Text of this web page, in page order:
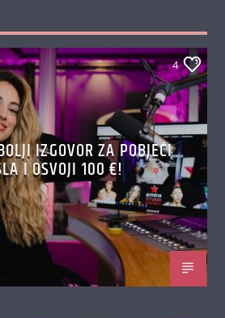
4
IZGOVOR ZA POBJEĆI
I OSVOJI 100 €!